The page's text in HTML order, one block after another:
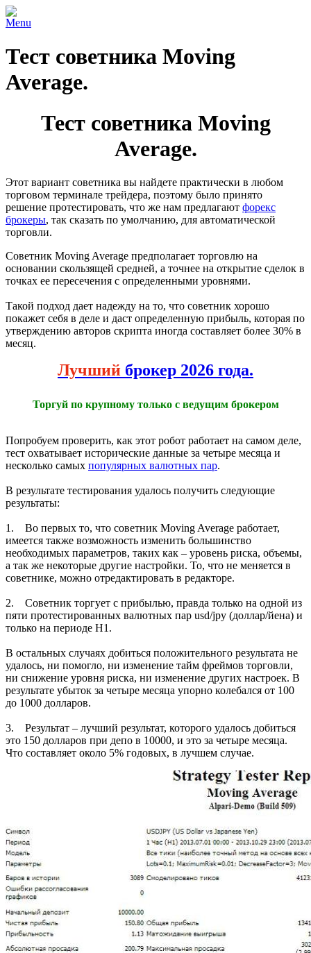
Menu
Тест советника Moving
Average.
Тест советника Moving
Average.
Этот вариант советника вы найдете практически в любом
торговом терминале трейдера, поэтому было принято
решение протестировать, что же нам предлагают форекс
брокеры, так сказать по умолчанию, для автоматической
торговли.
Советник Moving Average предполагает торговлю на
основании скользящей средней, а точнее на открытие сделок в
точках ее пересечения с определенными уровнями.
Такой подход дает надежду на то, что советник хорошо
покажет себя в деле и даст определенную прибыль, которая по
утверждению авторов скрипта иногда составляет более 30% в
месяц.
Лучший брокер 2026 года.
Торгуй по крупному только с ведущим брокером
Попробуем проверить, как этот робот работает на самом деле,
тест охватывает исторические данные за четыре месяца и
несколько самых популярных валютных пар.
В результате тестирования удалось получить следующие
результаты:
1. Во первых то, что советник Moving Average работает,
имеется также возможность изменить большинство
необходимых параметров, таких как – уровень риска, объемы,
а так же некоторые другие настройки. То, что не меняется в
советнике, можно отредактировать в редакторе.
2. Советник торгует с прибылью, правда только на одной из
пяти протестированных валютных пар usd/jpy (доллар/йена) и
только на периоде Н1.
В остальных случаях добиться положительного результата не
удалось, ни помогло, ни изменение тайм фреймов торговли,
ни снижение уровня риска, ни изменение других настроек. В
результате убыток за четыре месяца упорно колебался от 100
до 1000 долларов.
3. Результат – лучший результат, которого удалось добиться
это 150 долларов при депо в 10000, и это за четыре месяца.
Что составляет около 5% годовых, в лучшем случае.